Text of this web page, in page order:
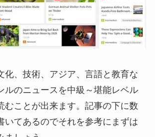
化、技術、アジア、言語と教育な
ルのニュースを中級～堪能レベル
むことが出来ます。記事の下に数
いてあるのでそれを参考にまずは